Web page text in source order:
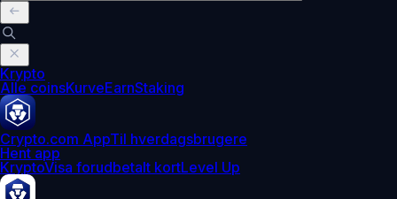
Krypto
Alle coinsKurveEarnStaking
Crypto.com AppTil hverdagsbrugere
Hent app
KryptoVisa forudbetalt kortLevel Up